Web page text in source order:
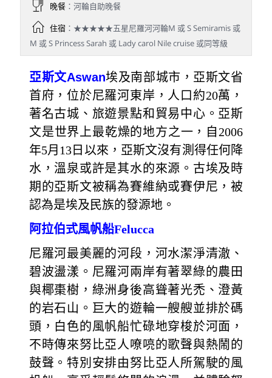
晚餐：河輪自助晚餐
住宿：★★★★★五星尼羅河河輪M 或 S Semiramis 或
M 或 S Princess Sarah 或 Lady carol Nile cruise 或同等級
亞斯文Aswan埃及南部城市，亞斯文省
首府，位於尼羅河東岸，人口約20萬，
著名古城、旅遊景點和貿易中心。亞斯
文是世界上最乾燥的地方之一，自2006
年5月13日以來，亞斯文沒有測得任何降
水，溫泉或許是其水的來源。古埃及時
期的亞斯文被稱為賽維納或賽伊尼，被
認為是埃及民族的發源地。
阿拉伯式風帆船Felucca
尼羅河最美麗的河段，河水潔淨清澈、
碧波盪漾。尼羅河兩岸有著翠綠的農田
與椰棗樹，綠洲身後高聳著光禿、澄黃
的岩石山。巨大的遊輪一艘艘並排於碼
頭，白色的風帆船忙碌地穿梭於河面，
不時傳來努比亞人嘹喨的歌聲與熱鬧的
鼓聲。特別安排由努比亞人所駕駛的風